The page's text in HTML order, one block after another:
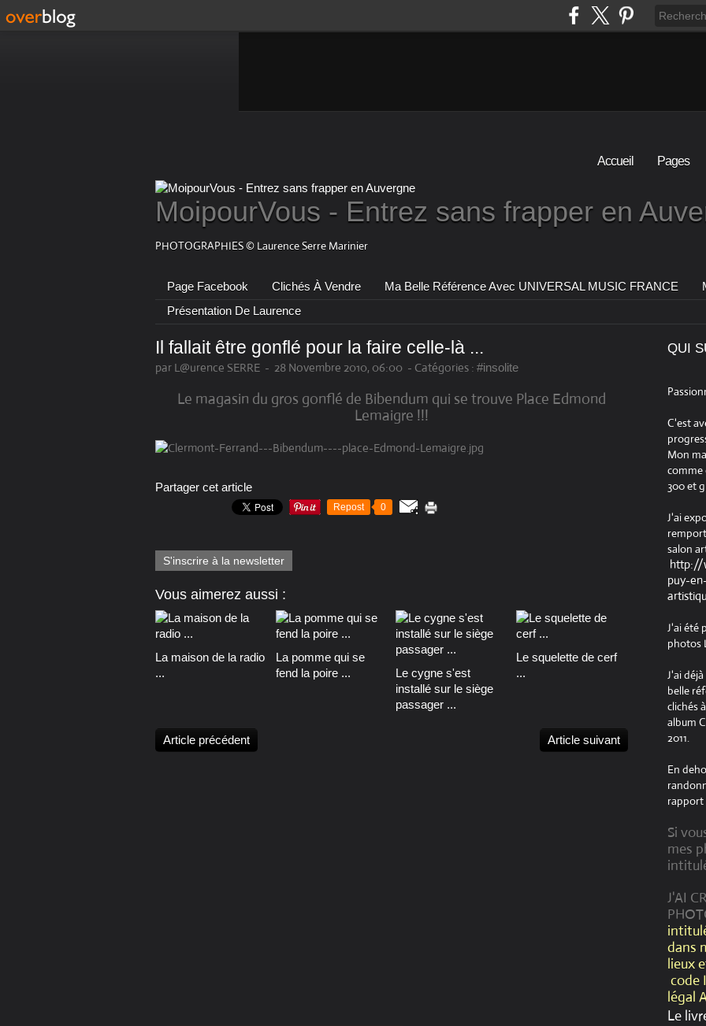
Accueil Pages
MoipourVous - Entrez sans frapper en
PHOTOGRAPHIES © Laurence Serre Marinier
Page Facebook Clichés À Vendre Ma Belle Référence Avec UNIVERSAL MUSIC FRANCE
Présentation De Laurence
Il fallait être gonflé pour la faire celle-là ...
par L@urence SERRE - 28 Novembre 2010, 06:00 - Catégories : #insolite
Le magasin du gros gonflé de Bibendum qui se trouve Place Edmond
Lemaigre !!!
Partager cet article
Repost 0
S'inscrire à la newsletter
Vous aimerez aussi :
La maison de la radio
...
La pomme qui se
fend la poire ...
Le cygne s'est
installé sur le siège
passager ...
Le squelette de cerf
...
Article précédent Article suivant
QUI
C'est
Mon
comme
300 et
J'ai
salon
http://
puy-
J'ai été
photos
J'ai
belle
clichés
album
2011.
En
rapport
Si
mes
J'AI
dans
lieux
code
légal
Le